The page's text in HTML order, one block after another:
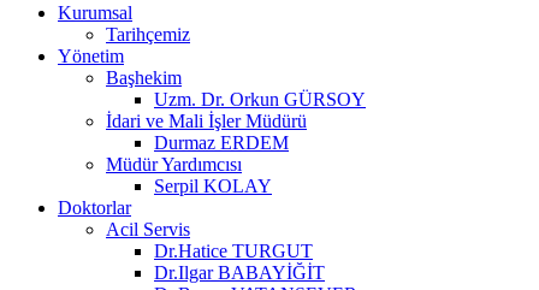
Kurumsal
Tarihçemiz
Yönetim
Başhekim
Uzm. Dr. Orkun GÜRSOY
İdari ve Mali İşler Müdürü
Durmaz ERDEM
Müdür Yardımcısı
Serpil KOLAY
Doktorlar
Acil Servis
Dr.Hatice TURGUT
Dr.Ilgar BABAYİĞİT